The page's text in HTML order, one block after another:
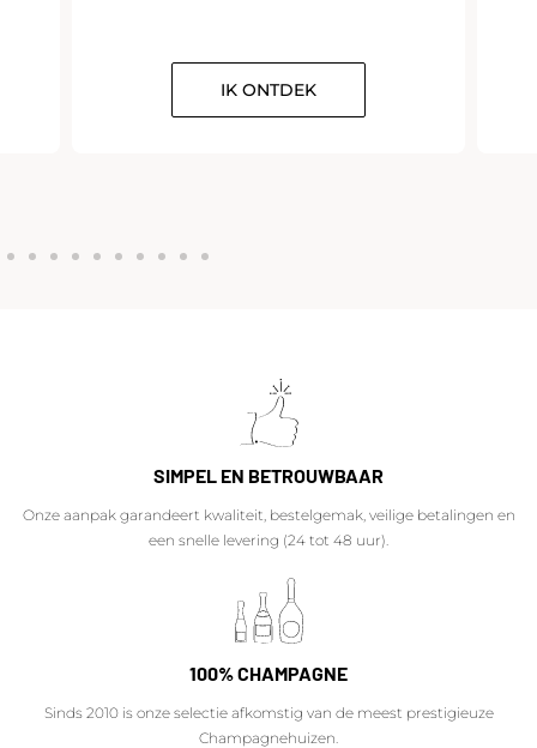
IK ONTDEK
SIMPEL EN BETROUWBAAR
Onze aanpak garandeert kwaliteit, bestelgemak, veilige betalingen en
een snelle levering (24 tot 48 uur).
100% CHAMPAGNE
Sinds 2010 is onze selectie afkomstig van de meest prestigieuze
Champagnehuizen.